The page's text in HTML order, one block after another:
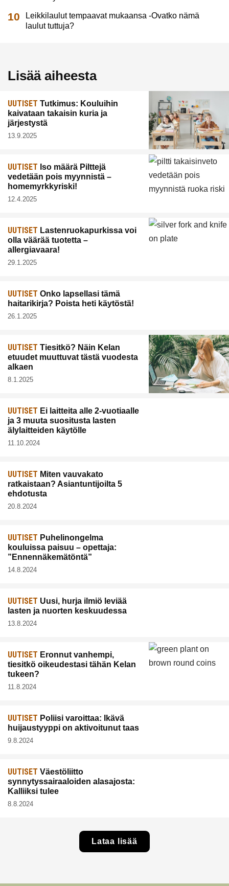
Leikkilaulut tempaavat mukaansa -Ovatko nämä
laulut tuttuja?
Lisää aiheesta
UUTISET Tutkimus: Kouluihin
kaivataan takaisin kuria ja
järjestystä
13.9.2025
UUTISET Iso määrä Pilttejä
vedetään pois myynnistä –
homemyrkkyriski!
12.4.2025
UUTISET Lastenruokapurkissa voi
olla väärää tuotetta –
allergiavaara!
29.1.2025
UUTISET Onko lapsellasi tämä
haitarikirja? Poista heti käytöstä!
26.1.2025
UUTISET Tiesitkö? Näin Kelan
etuudet muuttuvat tästä vuodesta
alkaen
8.1.2025
UUTISET Ei laitteita alle 2-vuotiaalle
ja 3 muuta suositusta lasten
älylaitteiden käytölle
11.10.2024
UUTISET Miten vauvakato
ratkaistaan? Asiantuntijoilta 5
ehdotusta
20.8.2024
UUTISET Puhelinongelma
kouluissa paisuu – opettaja:
”Ennennäkemätöntä”
14.8.2024
UUTISET Uusi, hurja ilmiö leviää
lasten ja nuorten keskuudessa
13.8.2024
UUTISET Eronnut vanhempi,
tiesitkö oikeudestasi tähän Kelan
tukeen?
11.8.2024
UUTISET Poliisi varoittaa: Ikävä
huijaustyyppi on aktivoitunut taas
9.8.2024
UUTISET Väestöliitto
synnytyssairaaloiden alasajosta:
Kalliiksi tulee
8.8.2024
Lataa lisää